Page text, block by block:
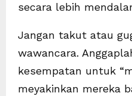
secara lebih
Jangan takut atau
wawancara.
kesempatan untuk
meyakinkan mereka